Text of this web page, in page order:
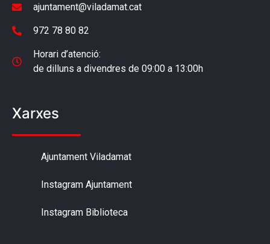
ajuntament@viladamat.cat
972 78 80 82
Horari d’atenció:
de dilluns a divendres de 09:00 a 13:00h
Xarxes
Ajuntament Viladamat
Instagram Ajuntament
Instagram Biblioteca